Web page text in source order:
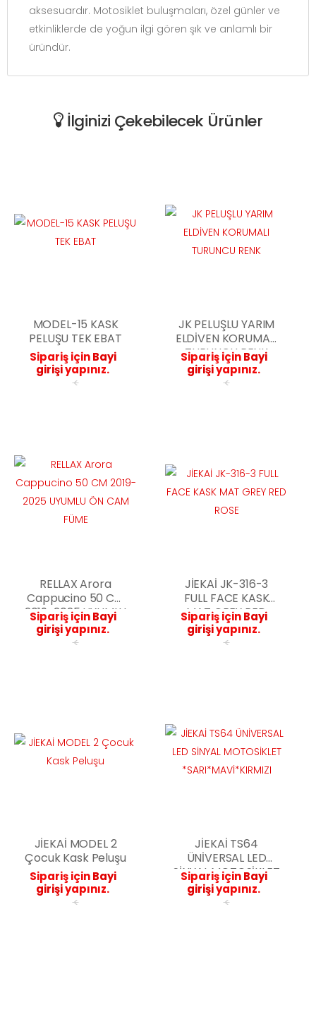
aksesuardır. Motosiklet buluşmaları, özel günler ve
etkinliklerde de yoğun ilgi gören şık ve anlamlı bir
üründür.
İlginizi Çekebilecek Ürünler
MODEL-15 KASK
PELUŞU TEK EBAT
Sipariş içinBayi
girişiyapınız.
<
JK PELUŞLU YARIM
ELDİVEN KORUMALI
TURUNCU RENK
Sipariş içinBayi
girişiyapınız.
<
RELLAX Arora
Cappucino 50 CM
2019-2025 UYUMLU
ÖN CAM FÜME
Sipariş içinBayi
girişiyapınız.
<
JİEKAİ JK-316-3
FULL FACE KASK
MAT GREY RED
ROSE
Sipariş içinBayi
girişiyapınız.
<
JİEKAİ MODEL 2
Çocuk Kask Peluşu
Sipariş içinBayi
girişiyapınız.
<
JİEKAİ TS64
ÜNİVERSAL LED
SİNYAL MOTOSİKLET
*SARI*MAVİ*KIRMIZI
Sipariş içinBayi
girişiyapınız.
<